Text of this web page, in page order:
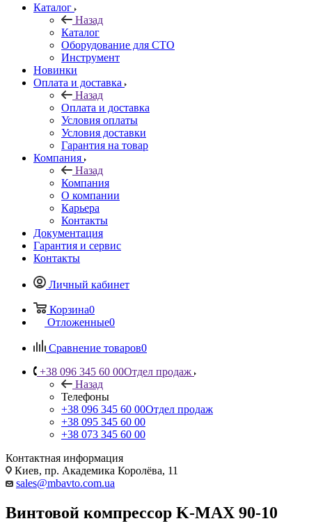
Каталог
Назад
Каталог
Оборудование для СТО
Инструмент
Новинки
Оплата и доставка
Назад
Оплата и доставка
Условия оплаты
Условия доставки
Гарантия на товар
Компания
Назад
Компания
О компании
Карьера
Контакты
Документация
Гарантия и сервис
Контакты
Личный кабинет
Корзина0
Отложенные0
Сравнение товаров0
+38 096 345 60 00Отдел продаж
Назад
Телефоны
+38 096 345 60 00Отдел продаж
+38 095 345 60 00
+38 073 345 60 00
Контактная информация
Киев, пр. Академика Королёва, 11
sales@mbavto.com.ua
Винтовой компрессор K-MAX 90-10